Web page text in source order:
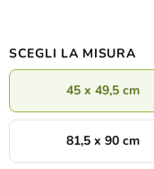
SCEGLI LA MISURA
45 x 49,5 cm
81,5 x 90 cm